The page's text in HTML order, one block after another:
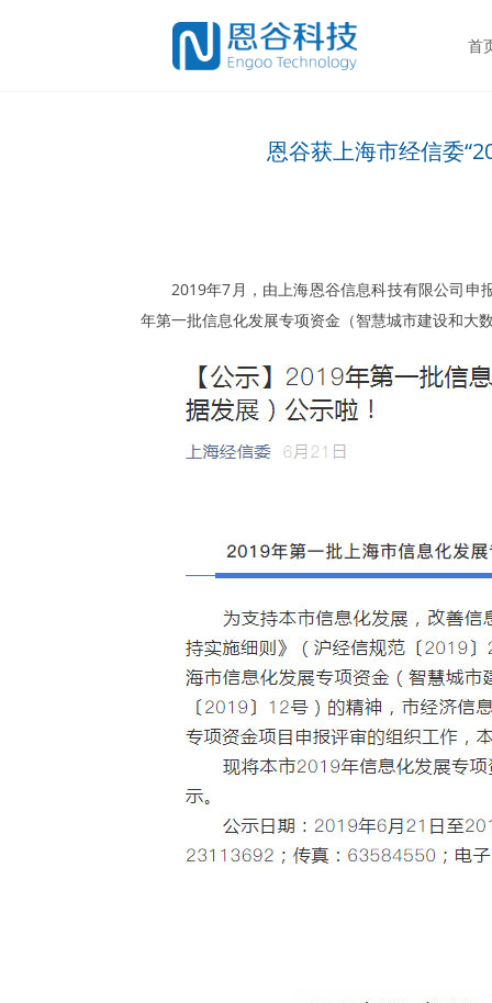
首
恩谷获上海市经信委
2019年7月，由上海恩谷信息科技有限公司申
年第一批信息化发展专项资金（智慧城市建设和大